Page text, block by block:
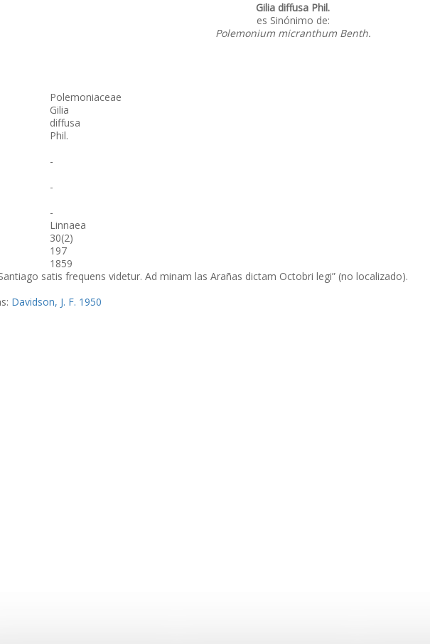
Gilia diffusa Phil.
es Sinónimo de:
Polemonium micranthum Benth.
Polemoniaceae
Gilia
diffusa
Phil.
-
-
-
Linnaea
30(2)
197
1859
satis frequens videtur. Ad minam las Arañas dictam Octobri legi” (no localizado).
Davidson, J. F. 1950